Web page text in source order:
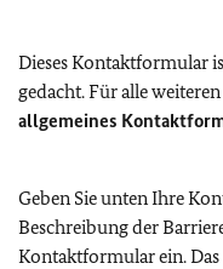
Dieses Kontaktformular
gedacht. Für alle
allgemeines
Geben Sie unten Ihre
Beschreibung der
Kontaktformular ein.